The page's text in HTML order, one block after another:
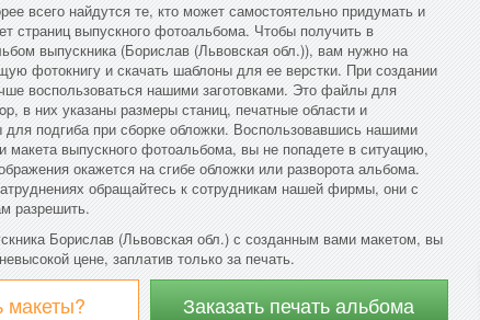
всего найдутся те, кто может самостоятельно придумать и
страниц выпускного фотоальбома. Чтобы получить в
выпускника (Борислав (Львовская обл.)), вам нужно на
фотокнигу и скачать шаблоны для ее верстки. При создании
воспользоваться нашими заготовками. Это файлы для
в них указаны размеры станиц, печатные области и
для подгиба при сборке обложки. Воспользовавшись нашими
макета выпускного фотоальбома, вы не попадете в ситуацию,
окажется на сгибе обложки или разворота альбома.
обращайтесь к сотрудникам нашей фирмы, они с
разрешить.
Борислав (Львовская обл.) с созданным вами макетом, вы
цене, заплатив только за печать.
макеты? Заказать печать альбома